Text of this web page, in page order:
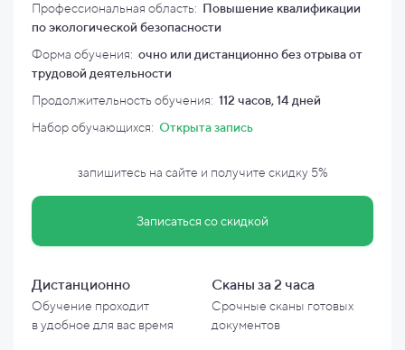
Профессиональная область: Повышение квалификации
по экологической безопасности
Форма обучения: очно или дистанционно без отрыва от
трудовой деятельности
Продолжительность обучения: 112 часов, 14 дней
Набор обучающихся: Открыта запись
запишитесь на сайте и получите скидку 5%
Записаться со скидкой
Дистанционно
Обучение проходит
вудобное для вас время
Сканы за 2 часа
Срочные сканы готовых
документов